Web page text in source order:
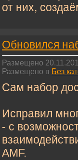
от них,
Обновился
Размещено
Размещено в Без
Сам набор
Исправил
- с
AMF.